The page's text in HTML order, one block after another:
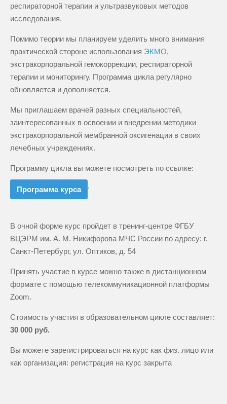
респираторной терапии и ультразвуковых методов
исследования.
Помимо теории мы планируем уделить много внимания
практической стороне использования ЭКМО,
экстракорпоральной гемокоррекции, респираторной
терапии и мониторингу. Программа цикла регулярно
обновляется и дополняется.
Мы приглашаем врачей разных специальностей,
заинтересованных в освоении и внедрении методики
экстракорпоральной мембранной оксигенации в своих
лечебных учреждениях.
Программу цикла вы можете посмотреть по ссылке:
Программа курса .
В очной форме курс пройдет в тренинг-центре ФГБУ
ВЦЭРМ им. А. М. Никифорова МЧС России по адресу: г.
Санкт-Петербург, ул. Оптиков, д. 54
Принять участие в курсе можно также в дистанционном
формате с помощью телекоммуникационной платформы
Zoom.
Стоимость участия в образовательном цикле составляет:
30 000 руб.
Вы можете зарегистрироваться на курс как физ. лицо или
как организация: регистрация на курс закрыта